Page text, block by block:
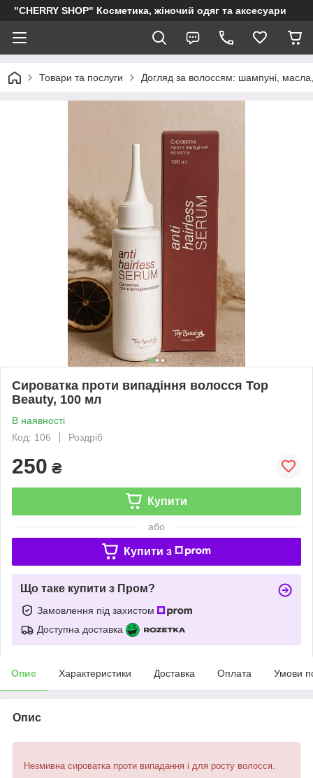
"CHERRY SHOP" Косметика, жіночий одяг та аксесуари
Товари та послуги Догляд за волоссям: шампуні,
Сироватка проти випадіння волосся Top
Beauty, 100 мл
В наявності
Код: 106
Роздріб
250 ₴
Купити
або
Купити з
Що таке купити з Пром?
Замовлення під захистом
Доступна доставка
Опис Характеристики Доставка Оплата Умови
Опис
Незмивна сироватка проти випадання і для росту волосся.